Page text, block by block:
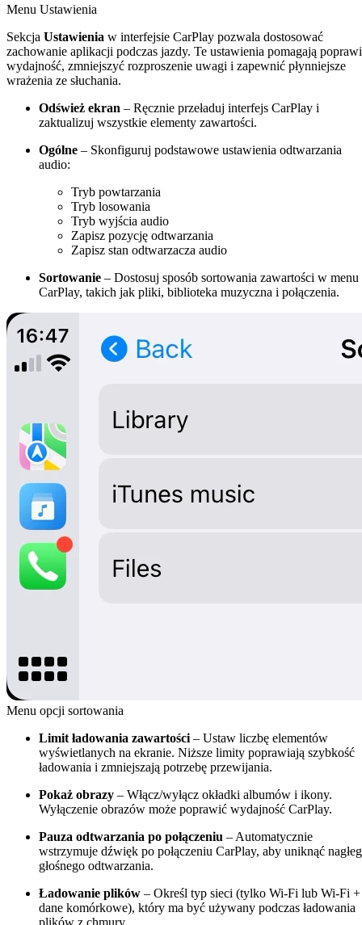
Menu Ustawienia
Sekcja Ustawienia w interfejsie CarPlay pozwala dostosować
zachowanie aplikacji podczas jazdy. Te ustawienia pomagają
wydajność, zmniejszyć rozproszenie uwagi i zapewnić płynniejsze
wrażenia ze słuchania.
Odśwież ekran – Ręcznie przeładuj interfejs CarPlay i
zaktualizuj wszystkie elementy zawartości.
Ogólne – Skonfiguruj podstawowe ustawienia odtwarzania
audio:
Tryb powtarzania
Tryb losowania
Tryb wyjścia audio
Zapisz pozycję odtwarzania
Zapisz stan odtwarzacza audio
Sortowanie – Dostosuj sposób sortowania zawartości w menu
CarPlay, takich jak pliki, biblioteka muzyczna i połączenia.
Menu opcji sortowania
Limit ładowania zawartości – Ustaw liczbę elementów
wyświetlanych na ekranie. Niższe limity poprawiają szybkość
ładowania i zmniejszają potrzebę przewijania.
Pokaż obrazy – Włącz/wyłącz okładki albumów i ikony.
Wyłączenie obrazów może poprawić wydajność CarPlay.
Pauza odtwarzania po połączeniu – Automatycznie
wstrzymuje dźwięk po połączeniu CarPlay, aby uniknąć
głośnego odtwarzania.
Ładowanie plików – Określ typ sieci (tylko Wi-Fi lub Wi-Fi +
dane komórkowe), który ma być używany podczas ładowania